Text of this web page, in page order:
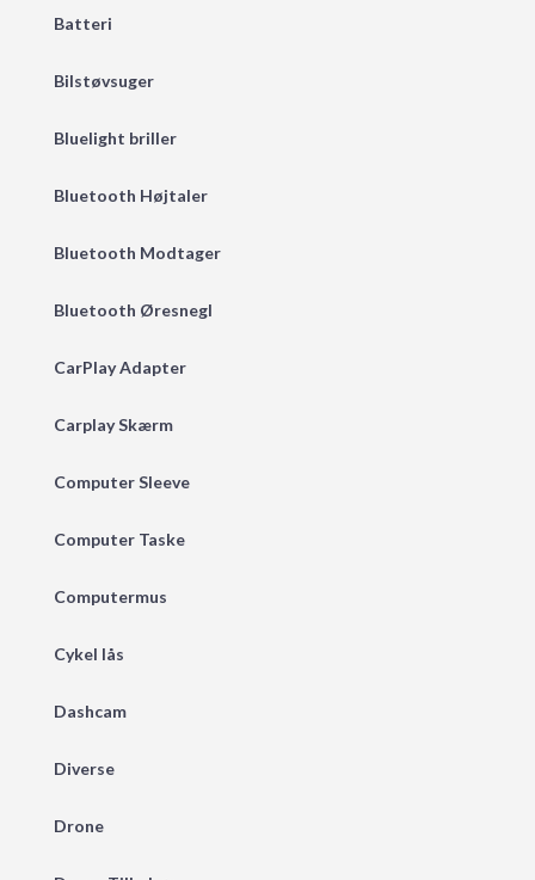
Batteri
Bilstøvsuger
Bluelight briller
Bluetooth Højtaler
Bluetooth Modtager
Bluetooth Øresnegl
CarPlay Adapter
Carplay Skærm
Computer Sleeve
Computer Taske
Computermus
Cykel lås
Dashcam
Diverse
Drone